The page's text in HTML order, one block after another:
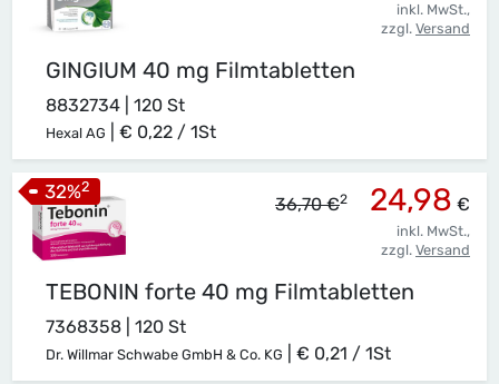
GINGIUM 40 mg Filmtabletten
8832734 | 120 St
Hexal AG € 0,22 / 1St
inkl. MwSt.,
zzgl. Versand
TEBONIN forte 40 mg Filmtabletten
7368358 | 120 St
Dr. Willmar Schwabe GmbH & Co. KG € 0,21 / 1St
36,70 €2 24,98 €
inkl. MwSt.,
zzgl. Versand
32%2